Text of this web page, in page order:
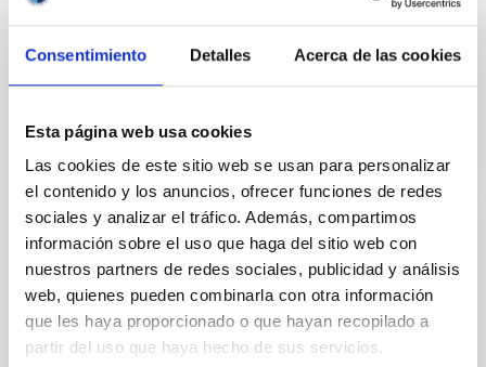
Consentimiento Detalles Acerca de las cookies
Esta página web usa cookies
Las cookies de este sitio web se usan para personalizar
el contenido y los anuncios, ofrecer funciones de redes
sociales y analizar el tráfico. Además, compartimos
información sobre el uso que haga del sitio web con
nuestros partners de redes sociales, publicidad y análisis
web, quienes pueden combinarla con otra información
que les haya proporcionado o que hayan recopilado a
partir del uso que haya hecho de sus servicios.
DOCUMENT
AUDIT REPORT
CSCR_03_20B_AUDIT_2020.PDF
DOCUMENT
Bases Sorteo Visita OT
Bases Sorteo Visita OT